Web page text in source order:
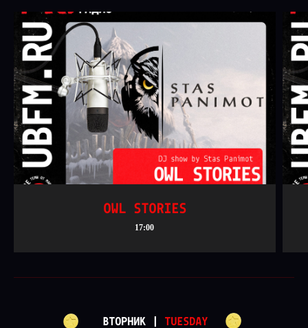
OWL STORIES
17:00
ВТОРНИК | TUESDAY